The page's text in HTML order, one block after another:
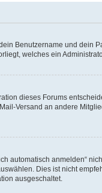
Benutzername und dein
welches ein
dieses Forums
Versand an andere
automatisch anmelden“
Dies ist nicht
ausgeschaltet.